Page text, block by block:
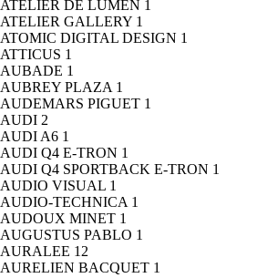
ATELIER DE LUMEN 1
ATELIER GALLERY 1
ATOMIC DIGITAL DESIGN 1
ATTICUS 1
AUBADE 1
AUBREY PLAZA 1
AUDEMARS PIGUET 1
AUDI 2
AUDI A6 1
AUDI Q4 E-TRON 1
AUDI Q4 SPORTBACK E-TRON 1
AUDIO VISUAL 1
AUDIO-TECHNICA 1
AUDOUX MINET 1
AUGUSTUS PABLO 1
AURALEE 12
AURELIEN BACQUET 1